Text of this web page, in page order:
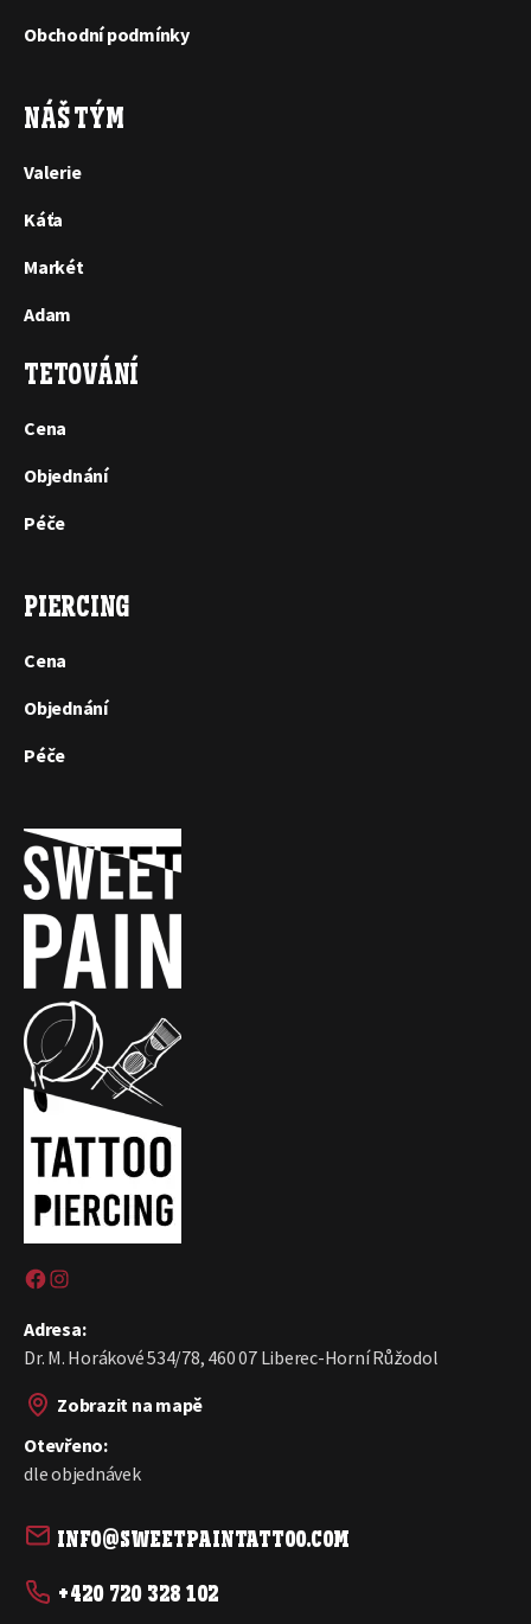
Obchodní podmínky
NÁŠ TÝM
Valerie
Káťa
Markét
Adam
TETOVÁNÍ
Cena
Objednání
Péče
PIERCING
Cena
Objednání
Péče
Sweet pain tattoo na Facebooku
Sweetpain tattoo na Instagramu
Adresa:
Dr. M. Horákové 534/78, 460 07 Liberec-Horní Růžodol
Zobrazit na mapě
Otevřeno:
dle objednávek
info@sweetpaintattoo.com
+420 720 328 102